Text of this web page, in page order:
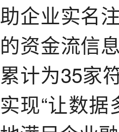
助企业实名
的资金流信
累计为35家
实现“让数